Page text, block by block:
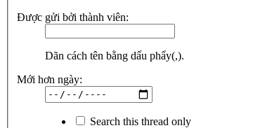
Được gửi bởi thành viên:
Dãn cách tên bằng dấu phẩy(,).
Mới hơn ngày:
Search this thread only